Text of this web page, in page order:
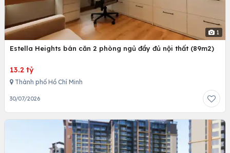
1
Estella Heights bán căn 2 phòng ngủ đầy đủ nội thất (89m2)
13.2 tỷ
Thành phố Hồ Chí Minh
30/07/2026